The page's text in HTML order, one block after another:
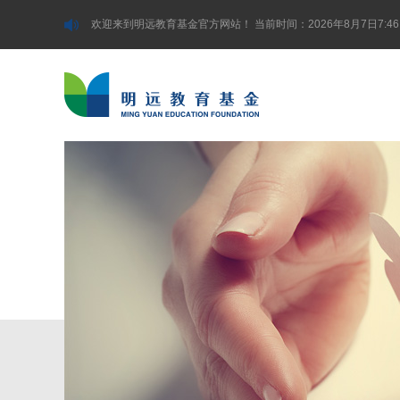
欢迎来到明远教育基金官方网站！ 当前时间：2026年8月7日